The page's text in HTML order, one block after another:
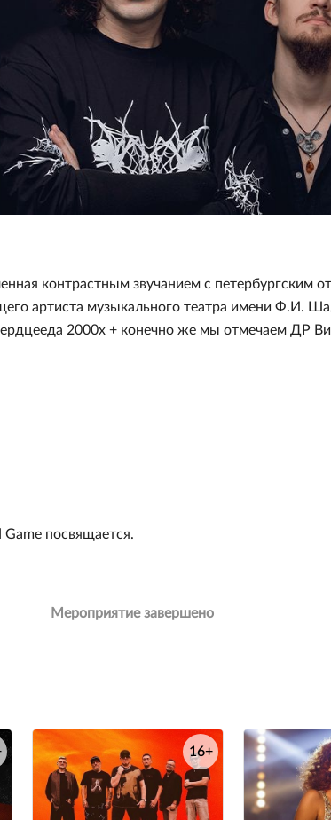
контрастным звучанием с петербургским
артиста музыкального театра имени Ф.И.
2000х + конечно же мы отмечаем ДР
посвящается.
Мероприятие завершено
16+